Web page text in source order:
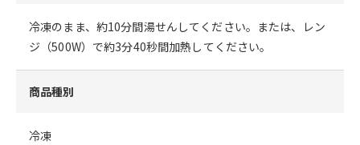
冷凍のまま、約10分間湯せんしてください。または、レン
ジ（500W）で約3分40秒間加熱してください。
商品種別
冷凍